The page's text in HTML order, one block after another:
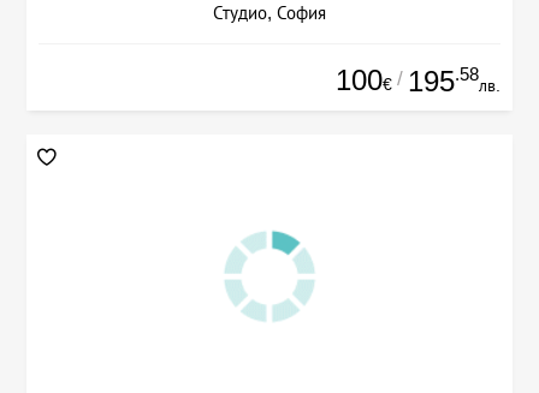
Студио, София
100€ / 195.58
лв.